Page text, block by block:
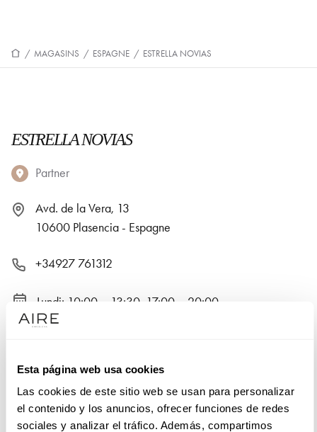
Esta página web usa cookies
Las cookies de este sitio web se usan para personalizar
el contenido y los anuncios, ofrecer funciones de redes
sociales y analizar el tráfico. Además, compartimos
/ MAGASINS / ESPAGNE / ESTRELLA NOVIAS
ESTRELLA NOVIAS
Partner
Avd. de la Vera, 13
10600 Plasencia - Espagne
+34927 761312
Lundi: 10:00 – 13:30, 17:00 – 20:00
Mardi: 10:00 – 13:30, 17:00 – 20:00
Vendredi: 10:00 – 13:30, 17:00 – 20:00
Samedi: 10:00 – 13:30
Dimanche: Fermé